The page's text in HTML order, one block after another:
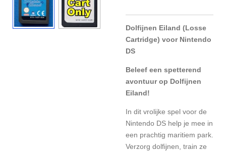
Dolfijnen Eiland (Losse
Cartridge) voor Nintendo
DS
Beleef een spetterend
avontuur op Dolfijnen
Eiland!
In dit vrolijke spel voor de
Nintendo DS help je mee in
een prachtig maritiem park.
Verzorg dolfijnen, train ze